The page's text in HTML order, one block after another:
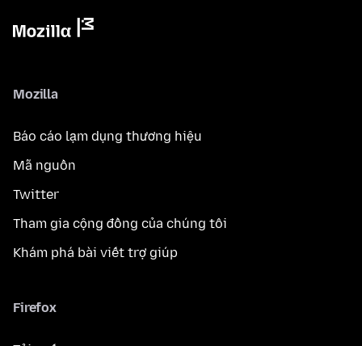
Mozilla
Báo cáo lạm dụng thương hiệu
Mã nguồn
Twitter
Tham gia cộng đồng của chúng tôi
Khám phá bài viết trợ giúp
Firefox